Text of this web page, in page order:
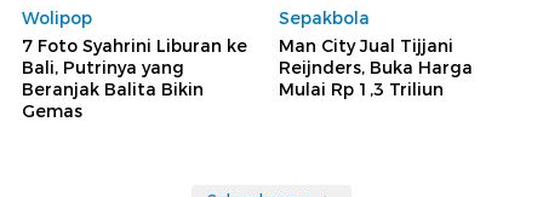
Wolipop
7 Foto Syahrini Liburan ke
Bali, Putrinya yang
Beranjak Balita Bikin
Gemas
Sepakbola
Man City Jual Tijjani
Reijnders, Buka Harga
Mulai Rp 1,3 Triliun